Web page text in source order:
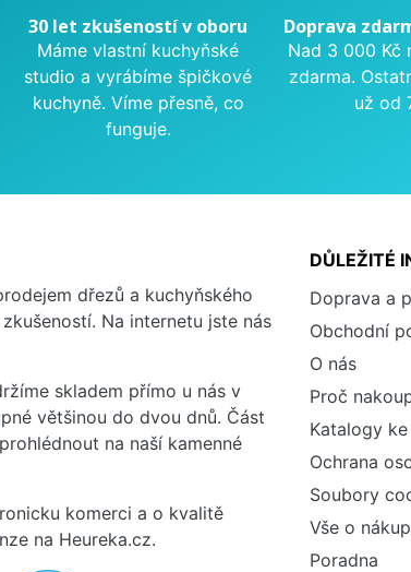
30 let zkušeností v oboru
Máme vlastní kuchyňské
studio a vyrábíme špičkové
kuchyně. Víme přesně, co
funguje.
Doprava
Nad 3 000 Kč
zdarma.
už od
dřezů a kuchyňského
Na internetu jste nás
skladem přímo u nás v
většinou do dvou dnů. Část
na naší kamenné
komerci a o kvalitě
na Heureka.cz.
DŮLEŽITÉ
Doprava a
Obchodní
O nás
Proč
Katalogy
Ochrana
Soubory
Vše o
Poradna